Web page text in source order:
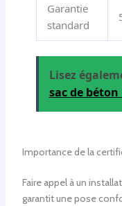
Garantie
standard
Lisez
sac de
Importance de la
Faire appel à un
garantit une pose